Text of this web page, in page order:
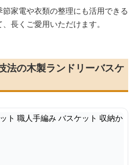
家電や衣類の整理にも活用できる
長くご愛用いただけます。
法の木製ランドリーバスケ